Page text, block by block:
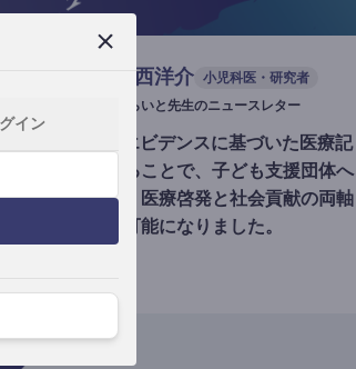
イン
今西洋介 小児科医・研究者
ふらいと先生のニュースレター
theLetterでエビデンスに基づいた医療記
事を執筆することで、子ども支援団体へ
の寄付など、医療啓発と社会貢献の両軸
での活動が可能になりました。